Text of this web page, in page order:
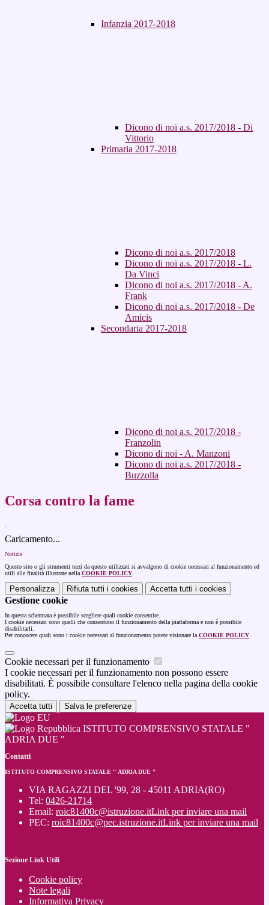
Infanzia 2017-2018
Dicono di noi a.s. 2017/2018 - Di
Vittorio
Primaria 2017-2018
Dicono di noi a.s. 2017/2018
Dicono di noi a.s. 2017/2018 - L.
Da Vinci
Dicono di noi a.s. 2017/2018 - A.
Frank
Dicono di noi a.s. 2017/2018 - De
Amicis
Secondaria 2017-2018
Dicono di noi a.s. 2017/2018 -
Franzolin
Dicono di noi - A. Manzoni
Dicono di noi a.s. 2017/2018 -
Buzzolla
Corsa contro la fame
Caricamento...
Notizie
Questo sito o gli strumenti terzi da questo utilizzati si avvalgono di cookie necessari al funzionamento ed
utili alle finalità illustrate nella COOKIE POLICY
Personalizza Rifiuta tutti i cookies Accetta tutti i cookies
Gestione cookie
In questa schermata è possibile scegliere quali cookie consentire.
I cookie necessari sono quelli che consentono il funzionamento della piattaforma e non è possibile
disabilitarli.
Per conoscere quali sono i cookie necessari al funzionamento potete visionare la COOKIE POLICY
Cookie necessari per il funzionamento
I cookie necessari per il funzionamento non possono essere
disabilitati. È possibile consultare l'elenco nella pagina della cookie
policy.
Accetta tutti Salva le preferenze
ISTITUTO COMPRENSIVO STATALE "
ADRIA DUE "
Contatti
ISTITUTO COMPRENSIVO STATALE " ADRIA DUE "
VIA RAGAZZI DEL '99, 28 - 45011 ADRIA(RO)
Tel: 0426-21714
Email: roic81400c@istruzione.itLink per inviare una mail
PEC: roic81400c@pec.istruzione.itLink per inviare una mail
Sezione Link Utili
Cookie policy
Note legali
Informativa Privacy